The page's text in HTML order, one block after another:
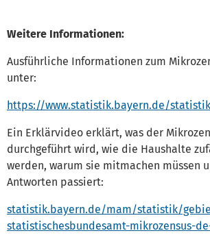
Weitere Informationen:
Ausführliche Informationen zum
unter:
https://www.statistik.bayern.de/
Ein Erklärvideo erklärt, was der
durchgeführt wird, wie die Haushalte
werden, warum sie mitmachen müssen
Antworten passiert:
statistik.bayern.de/mam/statistik/
statistischesbundesamt-mikrozensus-